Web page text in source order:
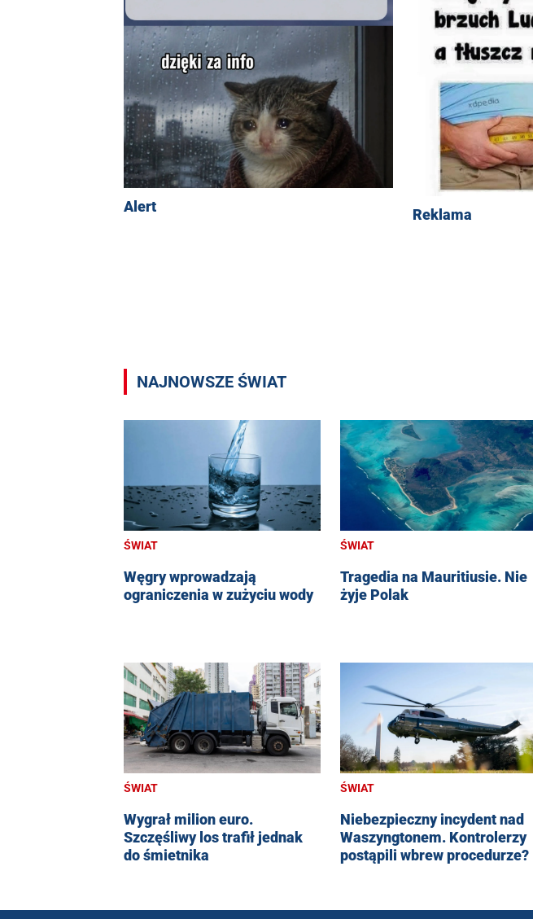
Alert Reklama
NAJNOWSZE ŚWIAT
ŚWIAT
Węgry wprowadzają
ograniczenia w zużyciu wody
ŚWIAT
Tragedia na Mauritiusie. Nie
żyje Polak
ŚWIAT
Wygrał milion euro.
Szczęśliwy los trafił jednak
do śmietnika
ŚWIAT
Niebezpieczny incydent nad
Waszyngtonem. Kontrolerzy
postąpili wbrew procedurze?